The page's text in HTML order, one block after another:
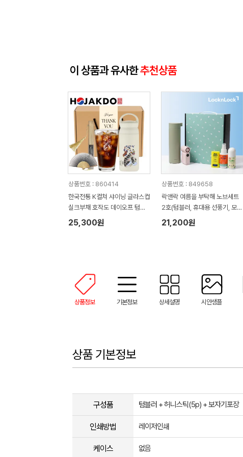
이 상품과 유사한추천상품
상품번호 : 860414
한국전통 K컬쳐 샤이닝 글라스컵
실크부채 호작도 데이오프 텀블
러 350ml 기프팅
25,300원
상품번호 : 849658
락앤락 여름을 부탁해 노브세트
2호(텀블러, 휴대용 선풍기, 모기
기피제, 썬스틱)
21,200원
상품정보 기본정보 상세설명 시안샘플
상품 기본정보
구성품 텀블러 + 허니스틱(5p) + 보자기포장
인쇄방법 레이저인쇄
케이스 없음